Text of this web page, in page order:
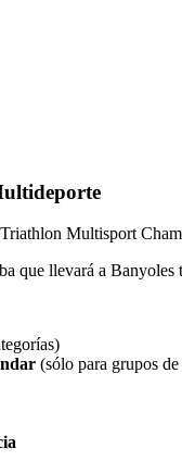
Multisport
que llevará a
(sólo para grupos de